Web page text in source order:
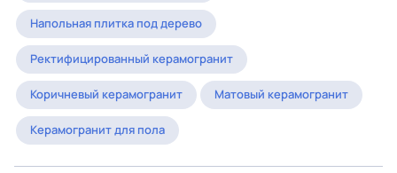
Напольная плитка под дерево
Ректифицированный керамогранит
Коричневый керамогранит Матовый керамогранит
Керамогранит для пола